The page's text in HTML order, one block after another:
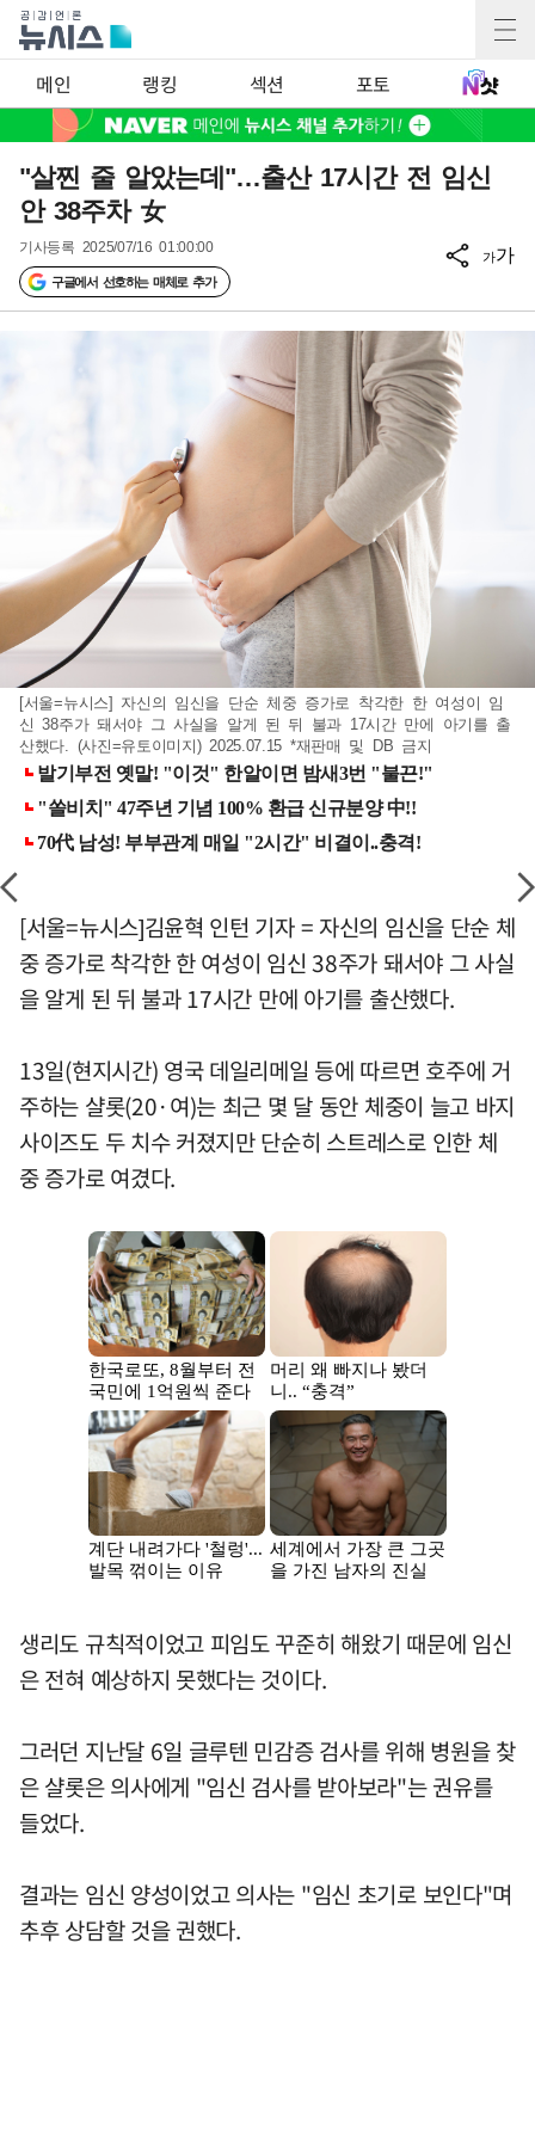
메인 랭킹 섹션 포토
"살찐 줄 알았는데"…출산 17시간 전 임신
안 38주차 女
기사등록 2025/07/16 01:00:00
구글에서 선호하는 매체로 추가
가가
[서울=뉴시스] 자신의 임신을 단순 체중 증가로 착각한 한 여성이 임
신 38주가 돼서야 그 사실을 알게 된 뒤 불과 17시간 만에 아기를 출
산했다. (사진=유토이미지) 2025.07.15 *재판매 및 DB 금지
[서울=뉴시스]김윤혁 인턴 기자 = 자신의 임신을 단순 체
중 증가로 착각한 한 여성이 임신 38주가 돼서야 그 사실
을 알게 된 뒤 불과 17시간 만에 아기를 출산했다.
13일(현지시간) 영국 데일리메일 등에 따르면 호주에 거
주하는 샬롯(20·여)는 최근 몇 달 동안 체중이 늘고 바지
사이즈도 두 치수 커졌지만 단순히 스트레스로 인한 체
중 증가로 여겼다.
생리도 규칙적이었고 피임도 꾸준히 해왔기 때문에 임신
은 전혀 예상하지 못했다는 것이다.
그러던 지난달 6일 글루텐 민감증 검사를 위해 병원을 찾
은 샬롯은 의사에게 "임신 검사를 받아보라"는 권유를
들었다.
결과는 임신 양성이었고 의사는 "임신 초기로 보인다"며
추후 상담할 것을 권했다.